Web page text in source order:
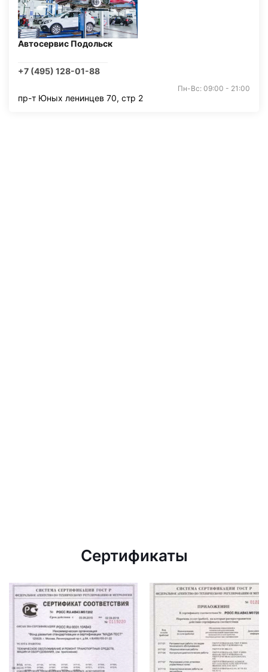
Автосервис Подольск
+7 (495) 128-01-88
Пн-Вс: 09:00 - 21:00
пр-т Юных ленинцев 70, стр 2
Сертификаты